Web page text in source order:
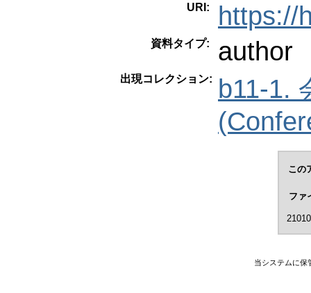
URI: https://
資料タイプ: author
出現コレクション:
b11-1.
この
ファ
当システムに保